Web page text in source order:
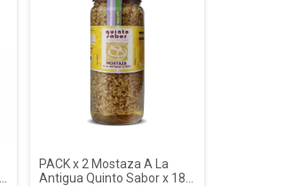
PACK x 2 Mostaza A La
Antigua Quinto Sabor x 180